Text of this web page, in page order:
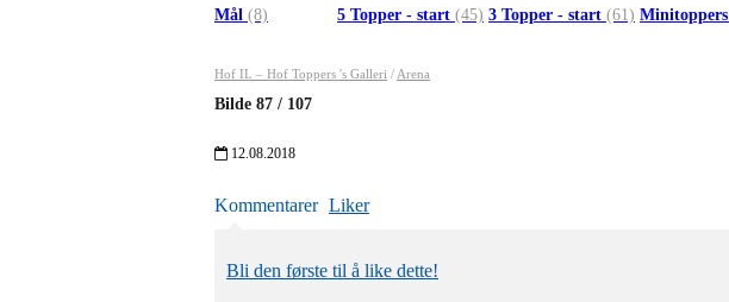
Mål (8) 5 Topper - start (45) 3 Topper - start (61) Minitoppers
Hof IL – Hof Toppers 's Galleri / Arena
Bilde 87 / 107
12.08.2018
Kommentarer Liker
Bli den første til å like dette!